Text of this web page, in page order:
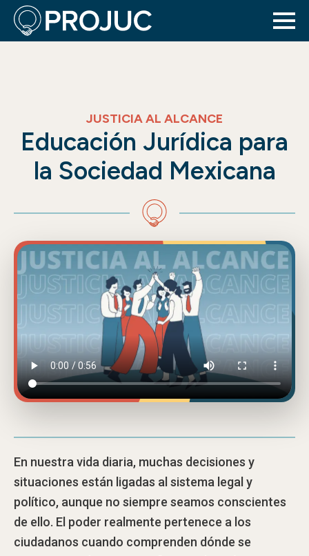
JUSTICIA AL ALCANCE
Educación Jurídica para
la Sociedad Mexicana
En nuestra vida diaria, muchas decisiones y
situaciones están ligadas al sistema legal y
político, aunque no siempre seamos conscientes
de ello. El poder realmente pertenece a los
ciudadanos cuando comprenden dónde se